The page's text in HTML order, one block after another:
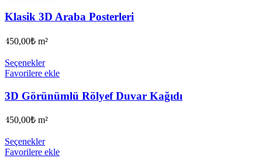
Klasik 3D Araba Posterleri
450,00₺ m²
Seçenekler
Favorilere ekle
3D Görünümlü Rölyef Duvar Kağıdı
450,00₺ m²
Seçenekler
Favorilere ekle